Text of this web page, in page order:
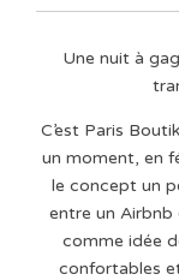
Une nuit à
C’est Paris
un moment, en
le concept un
entre un Airbnb
comme idée
confortables